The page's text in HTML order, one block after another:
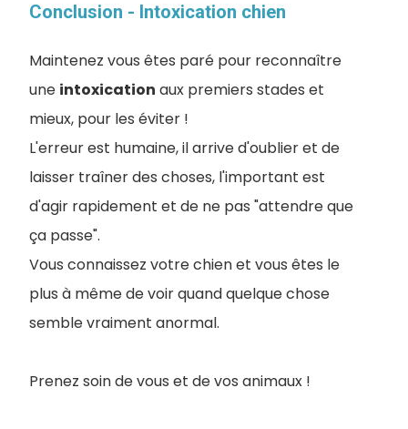
Conclusion - Intoxication chien
Maintenez vous êtes paré pour reconnaître
une intoxication aux premiers stades et
mieux, pour les éviter !
L'erreur est humaine, il arrive d'oublier et de
laisser traîner des choses, l'important est
d'agir rapidement et de ne pas "attendre que
ça passe".
Vous connaissez votre chien et vous êtes le
plus à même de voir quand quelque chose
semble vraiment anormal.
Prenez soin de vous et de vos animaux !